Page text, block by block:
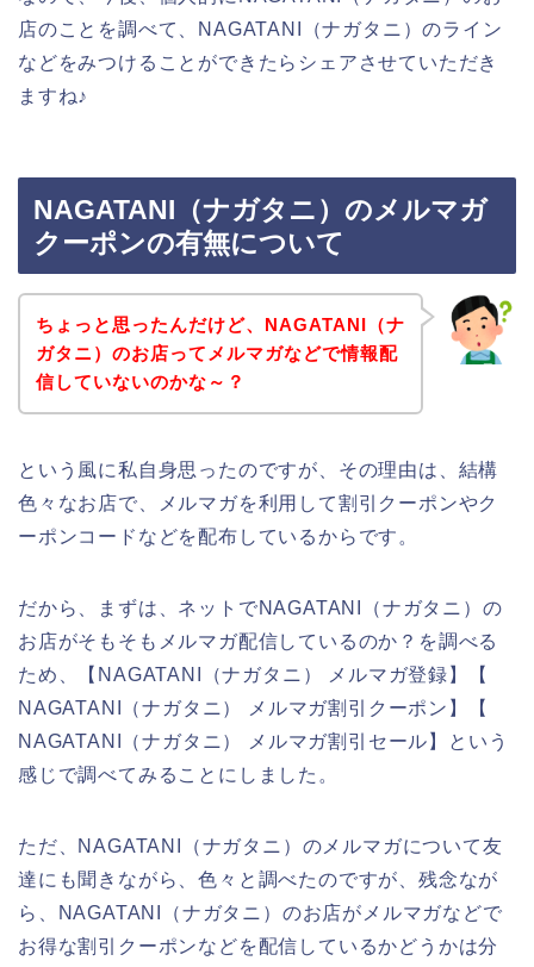
店のことを調べて、NAGATANI（ナガタニ）のライン
などをみつけることができたらシェアさせていただき
ますね♪
NAGATANI（ナガタニ）のメルマガ
クーポンの有無について
ちょっと思ったんだけど、NAGATANI（ナ
ガタニ）のお店ってメルマガなどで情報配
信していないのかな～？
という風に私自身思ったのですが、その理由は、結構
色々なお店で、メルマガを利用して割引クーポンやク
ーポンコードなどを配布しているからです。
だから、まずは、ネットでNAGATANI（ナガタニ）の
お店がそもそもメルマガ配信しているのか？を調べる
ため、【NAGATANI（ナガタニ） メルマガ登録】【
NAGATANI（ナガタニ） メルマガ割引クーポン】【
NAGATANI（ナガタニ） メルマガ割引セール】という
感じで調べてみることにしました。
ただ、NAGATANI（ナガタニ）のメルマガについて友
達にも聞きながら、色々と調べたのですが、残念なが
ら、NAGATANI（ナガタニ）のお店がメルマガなどで
お得な割引クーポンなどを配信しているかどうかは分